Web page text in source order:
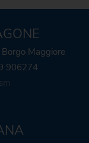
Maggiore
906274